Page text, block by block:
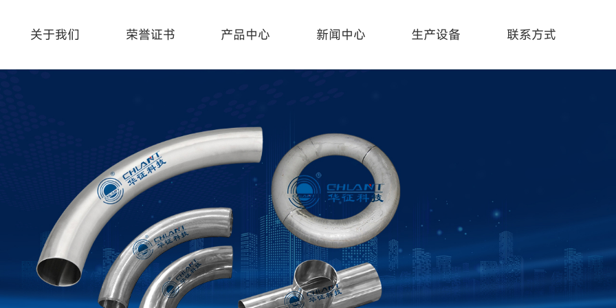
关于我们 荣誉证书 产品中心 新闻中心 生产设备 联系方式